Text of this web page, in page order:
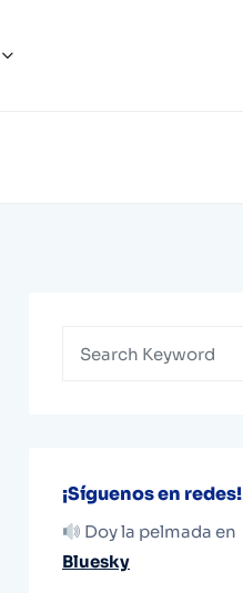
¡Síguenos en redes!
Doy la pelmada en
Bluesky